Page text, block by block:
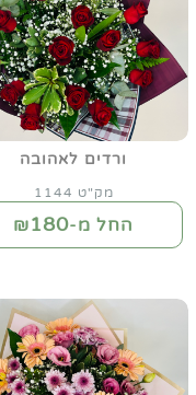
ורדים לאהובה
מק"ט 1144
החל מ-₪180